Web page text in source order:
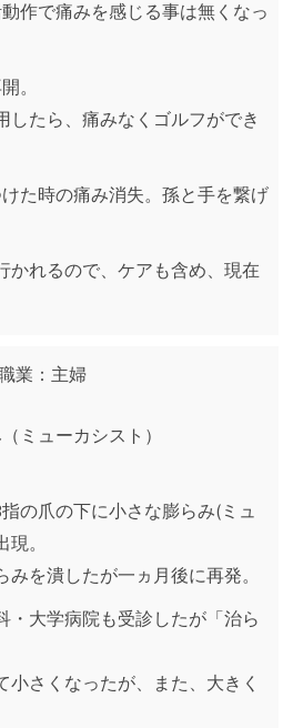
作で痛みを感じる事は無くなっ
。
したら、痛みなくゴルフができ
た時の痛み消失。孫と手を繋げ
かれるので、ケアも含め、現在
：主婦
ミューカシスト）
の爪の下に小さな膨らみ(ミュ
。
を潰したが一ヵ月後に再発。
・大学病院も受診したが「治ら
小さくなったが、また、大きく